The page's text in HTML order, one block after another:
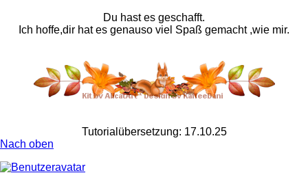
Du hast es geschafft.
Ich hoffe,dir hat es genauso viel Spaß gemacht ,wie mir.
Tutorialübersetzung: 17.10.25
Nach oben